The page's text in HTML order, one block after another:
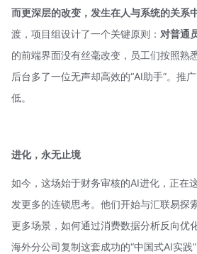
而更深层的改变，发生在人与系统的关系中
渡，项目组设计了一个关键原则： 对普通
的前端界面没有丝毫改变，员工们按照熟
后台多了一位无声却高效的“AI助手”。推
低。
进化，永无止境
如今，这场始于财务审核的AI进化，正在
发更多的连锁思考。他们开始与汇联易探
更多场景，如何通过消费数据分析反向优
海外分公司复制这套成功的“中国式AI实践”